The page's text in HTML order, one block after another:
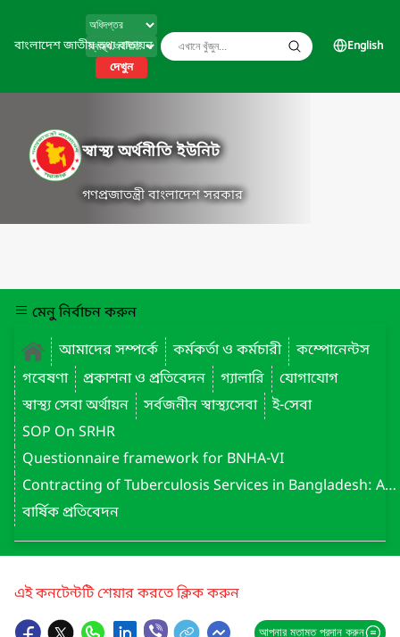
বাংলাদেশ জাতীয় তথ্য বাতায়ন
দেখুন
English
স্বাস্থ্য অর্থনীতি ইউনিট
গণপ্রজাতন্ত্রী বাংলাদেশ সরকার
মেনু নির্বাচন করুন
আমাদের সম্পর্কে
কর্মকর্তা ও কর্মচারী
কম্পোনেন্টস
গবেষণা
প্রকাশনা ও প্রতিবেদন গ্যালারি
যোগাযোগ
স্বাস্থ্য সেবা অর্থায়ন
সর্বজনীন স্বাস্থ্যসেবা
ই-সেবা
SOP On SRHR
Questionnaire framework for BNHA-VI
Contracting of Tuberculosis Services in Bangladesh: Assessment Report (May 2022)
বার্ষিক প্রতিবেদন
এই কনটেন্টটি শেয়ার করতে ক্লিক করুন
আপনার মতামত প্রদান করুন